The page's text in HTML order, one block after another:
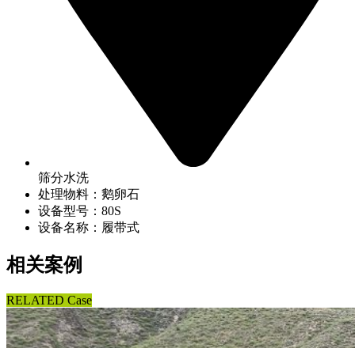
筛分水洗
处理物料：鹅卵石
设备型号：80S
设备名称：履带式
相关案例
RELATED Case